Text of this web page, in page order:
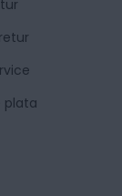
plata